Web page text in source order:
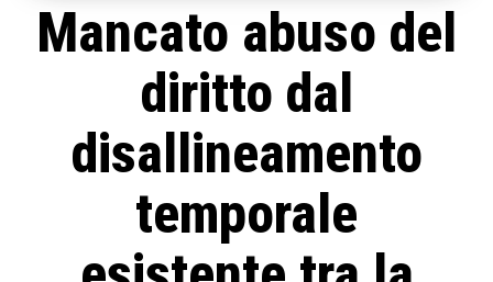
Mancato abuso del
diritto dal
disallineamento
temporale